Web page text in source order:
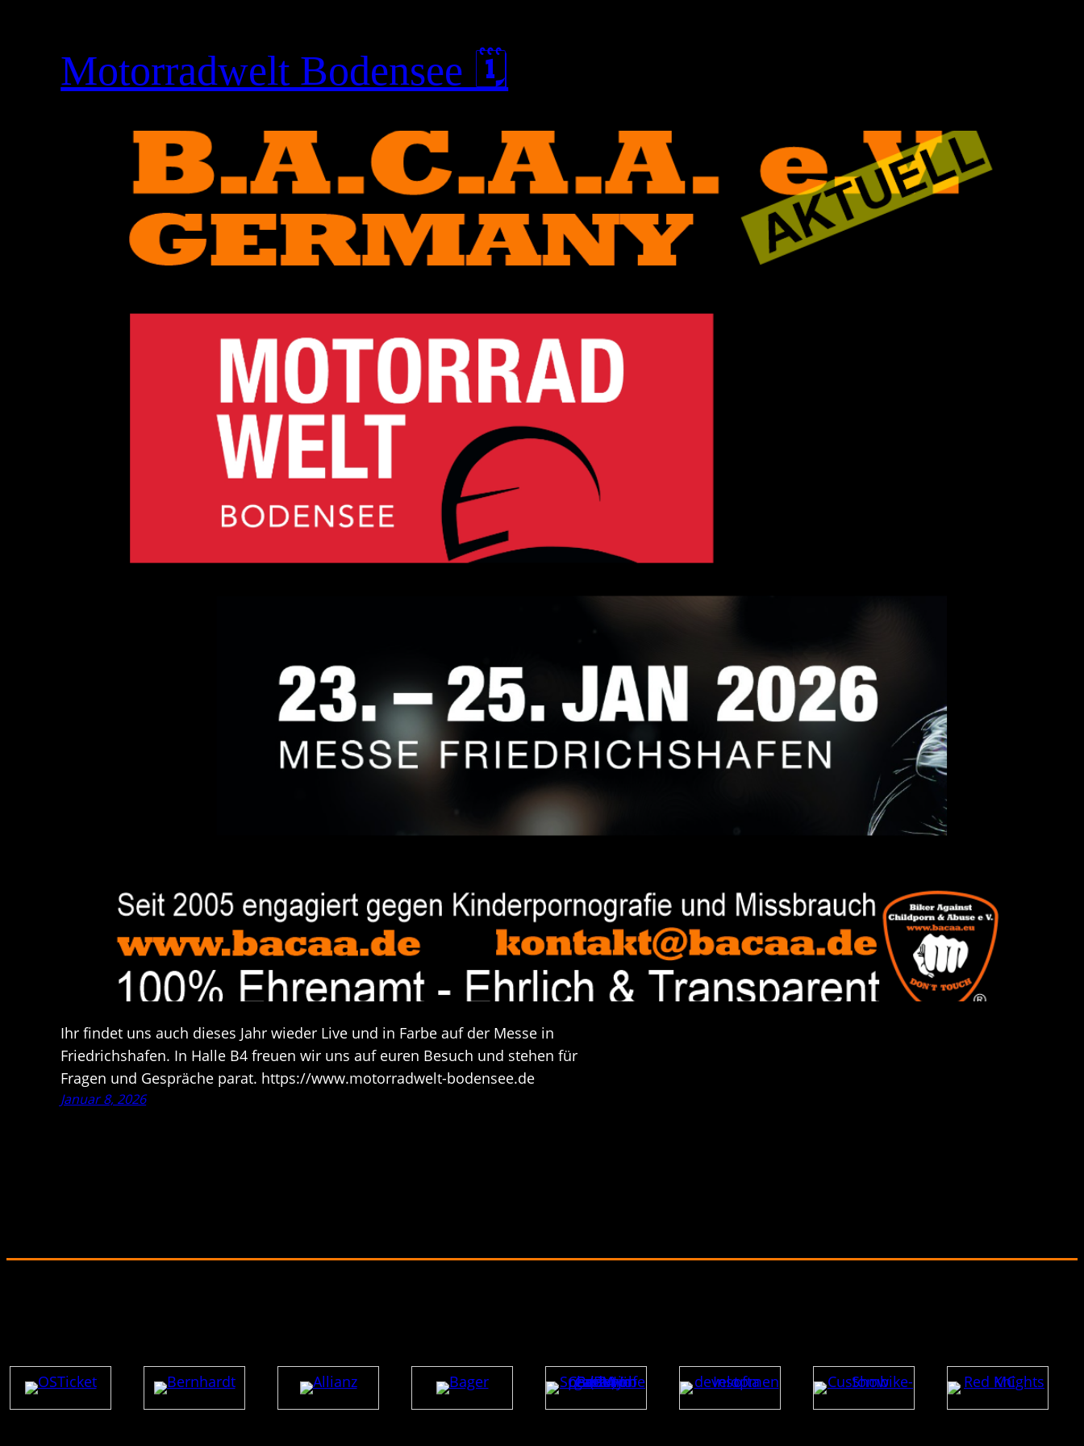
Motorradwelt Bodensee 🗓
Ihr findet uns auch dieses Jahr wieder Live und in Farbe auf der Messe in
Friedrichshafen. In Halle B4 freuen wir uns auf euren Besuch und stehen für
Fragen und Gespräche parat. https://www.motorradwelt-bodensee.de
Januar 8, 2026